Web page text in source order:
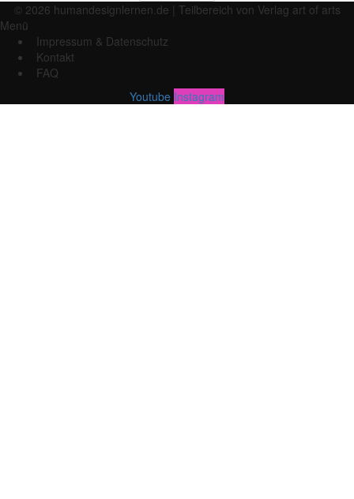
© 2026 humandesignlernen.de | Teilbereich von Verlag art of arts
Menü
Impressum & Datenschutz
Kontakt
FAQ
Youtube Instagram